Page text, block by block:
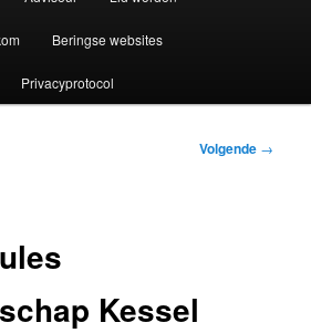
Beringse websites
Privacyprotocol
Volgende →
Kessel